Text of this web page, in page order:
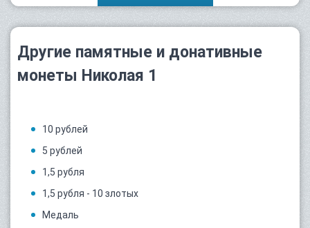
Другие памятные и донативные
монеты Николая 1
10 рублей
5 рублей
1,5 рубля
1,5 рубля - 10 злотых
Медаль